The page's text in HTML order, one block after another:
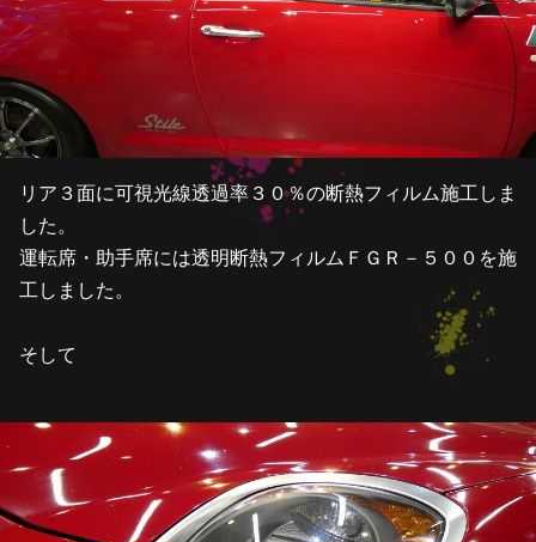
リア３面に可視光線透過率３０％の断熱フィルム施工しま
した。
運転席・助手席には透明断熱フィルムＦＧＲ－５００を施
工しました。
そして